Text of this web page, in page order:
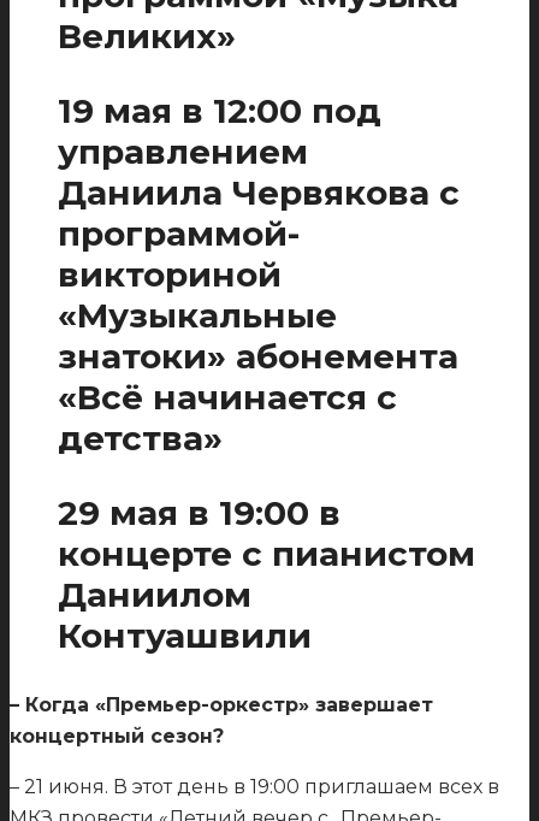
Великих»
19 мая в 12:00 под
управлением
Даниила Червякова с
программой-
викториной
«Музыкальные
знатоки» абонемента
«Всё начинается с
детства»
29 мая в 19:00 в
концерте с пианистом
Даниилом
Контуашвили
– Когда «Премьер-оркестр» завершает
концертный сезон?
– 21 июня. В этот день в 19:00 приглашаем всех в